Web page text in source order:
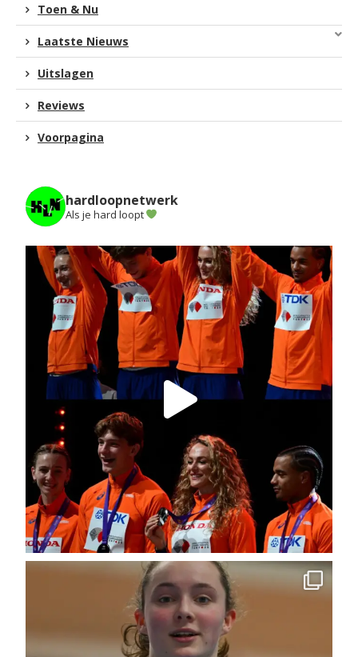
Toen & Nu
Laatste Nieuws
Uitslagen
Reviews
Voorpagina
hardloopnetwerk
Als je hard loopt